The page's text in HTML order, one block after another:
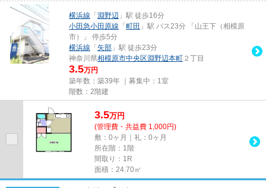
横浜線 「 淵野辺 」駅 徒歩16分
小田急小田原線 「 町田 」駅 バス23分 「山王下（相模原
市）」 停歩5分
横浜線 「 矢部 」駅 徒歩23分
神奈川県相模原市中央区淵野辺本町 ２丁目
3.5万円
築年数：築39年 ｜募集中： 1室
階数：2階建
3.5万円
(管理費・共益費 1,000円)
敷：0ヶ月｜礼：0ヶ月
所在階：1階
間取り：1R
面積：24.70㎡